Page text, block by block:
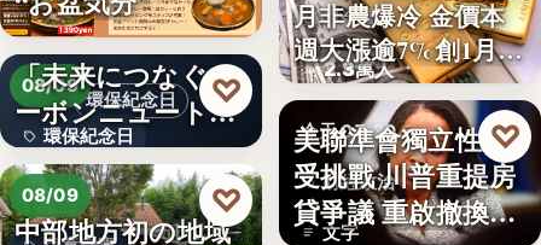
環保紀念日
08/09
環保紀念日
文字
日本JC、9月3日を
「未来につなぐカ
ーボンニュートラ
ルの…
♡
08/09
中部地方初の地域
♡
貴金屬
2.3萬人
月非農爆冷 金價本
週大漲逾7%創1月
來…
今天 07:30
財經政治
文字
美聯準會獨立性再
受挑戰 川普重提房
貸爭議 重啟撤換庫
♡